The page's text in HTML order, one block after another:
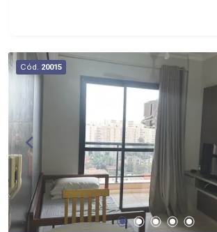
Supermercado, Praça Mateus Nader
Oba Hortifruti Farm;
Cód. 20015